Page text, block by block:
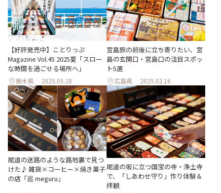
【好評発売中】ことりっぷ
Magazine Vol.45 2025夏「スロー
な時間を過ごせる場所へ」
栃木県 2025.05.28
宮島旅の前後に立ち寄りたい、宮
島の玄関口・宮島口の注目スポッ
ト5選
広島県 2025.02.16
尾道の迷路のような路地裏で見つ
けた♪ 雑貨×コーヒー×焼き菓子
の店「巡 meguru」
尾道の坂に立つ国宝の寺・浄土寺
で、「しあわせ守り」作り体験＆
拝観